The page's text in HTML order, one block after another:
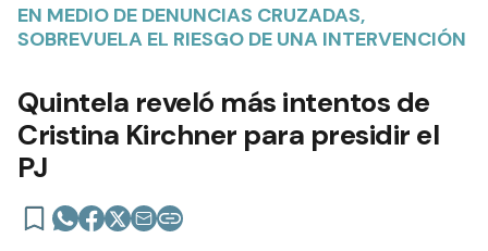
EN MEDIO DE DENUNCIAS CRUZADAS,
SOBREVUELA EL RIESGO DE UNA INTERVENCIÓN
Quintela reveló más intentos de
Cristina Kirchner para presidir el
PJ